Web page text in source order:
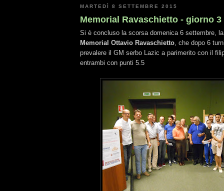
MARTEDÌ 8 SETTEMBRE 2015
Memorial Ravaschietto - giorno 3
Si è concluso la scorsa domenica 6 settembre,
Memorial Ottavio Ravaschietto , che dopo 6
prevalere il GM serbo Lazic a parimerito con il
entrambi con punti 5.5